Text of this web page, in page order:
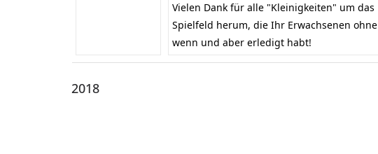
Vielen Dank für alle "Kleinigkeiten" um das
Spielfeld herum, die Ihr Erwachsenen ohne
wenn und aber erledigt habt!
2018